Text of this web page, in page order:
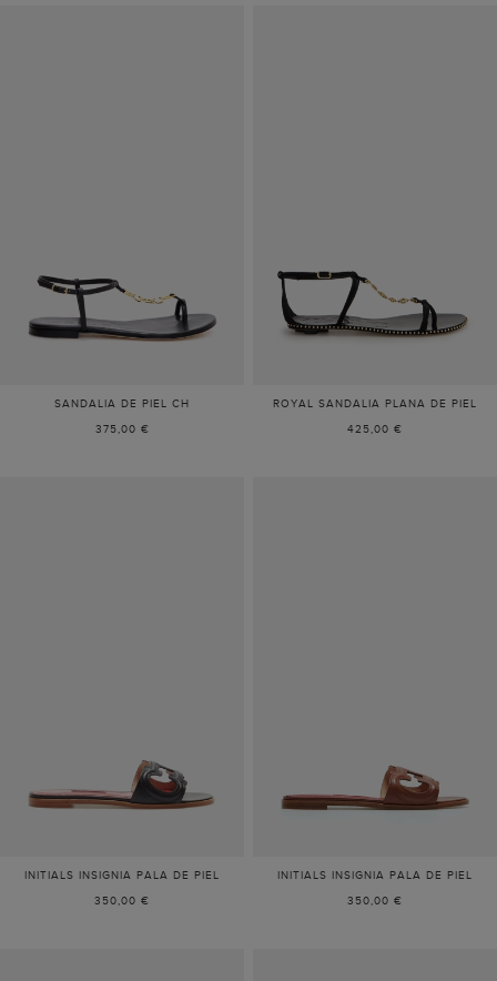
SANDALIA DE PIEL CH
375,00 €
ROYAL SANDALIA PLANA DE PIEL
425,00 €
INITIALS INSIGNIA PALA DE PIEL
350,00 €
INITIALS INSIGNIA PALA DE PIEL
350,00 €